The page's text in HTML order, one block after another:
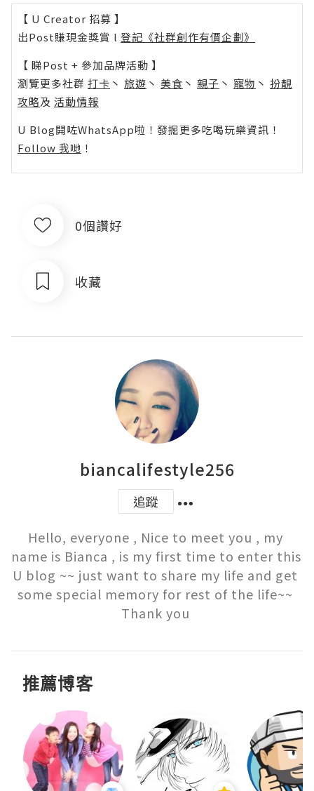
【 U Creator 招募 】
出Post賺現金獎賞 l 登記《社群創作有價企劃》
【 睇Post + 參加品牌活動 】
瀏覽更多社群 打卡 丶 旅遊 丶 美食 丶 親子 丶 寵物 丶 扮靚
攻略及 活動情報
U Blog開咗WhatsApp啦！發掘更多吃喝玩樂資訊！
Follow 我哋 ！
0個讚好
收藏
biancalifestyle256
追蹤
Hello, everyone , Nice to meet you , my
name is Bianca , is my first time to enter this
U blog ~~ just want to share my life and get
some special memory for rest of the life~~
Thank you
推薦博客